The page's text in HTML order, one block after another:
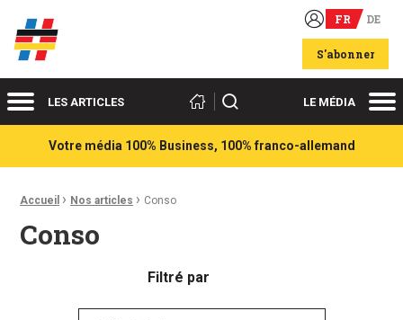
Acteurs du franco-allemand FR DE
S'abonner
MenuLES ARTICLES Rechercher LE MÉDIA
Votre média 100% Business, 100% franco-allemand
Fil d'Ariane :
Accueil › Nos articles › Conso
Conso
Filtré par